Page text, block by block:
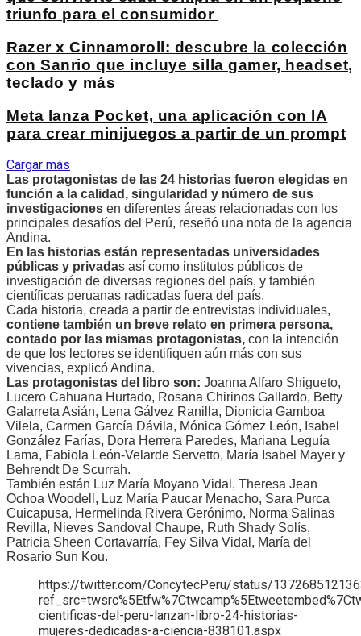
triunfo para el consumidor
Razer x Cinnamoroll: descubre la colección
con Sanrio que incluye silla gamer, headset,
teclado y más
Meta lanza Pocket, una aplicación con IA
para crear minijuegos a partir de un prompt
Cargar más
Las protagonistas de las 24 historias fueron elegidas en
función a la calidad, singularidad y número de sus
investigaciones en diferentes áreas relacionadas con los
principales desafíos del Perú, reseñó una nota de la agencia
Andina.
En las historias están representadas universidades
públicas y privadas así como institutos públicos de
investigación de diversas regiones del país, y también
científicas peruanas radicadas fuera del país.
Cada historia, creada a partir de entrevistas individuales,
contiene también un breve relato en primera persona,
contado por las mismas protagonistas, con la intención
de que los lectores se identifiquen aún más con sus
vivencias, explicó Andina.
Las protagonistas del libro son: Joanna Alfaro Shigueto,
Lucero Cahuana Hurtado, Rosana Chirinos Gallardo, Betty
Galarreta Asián, Lena Gálvez Ranilla, Dionicia Gamboa
Vilela, Carmen García Dávila, Mónica Gómez León, Isabel
González Farías, Dora Herrera Paredes, Mariana Leguía
Lama, Fabiola León-Velarde Servetto, María Isabel Mayer y
Behrendt De Scurrah.
También están Luz María Moyano Vidal, Theresa Jean
Ochoa Woodell, Luz María Paucar Menacho, Sara Purca
Cuicapusa, Hermelinda Rivera Gerónimo, Norma Salinas
Revilla, Nieves Sandoval Chaupe, Ruth Shady Solís,
Patricia Sheen Cortavarría, Fey Silva Vidal, María del
Rosario Sun Kou.
https://twitter.com/ConcytecPeru/status/
cientificas-del-peru-lanzan-libro-24-historias-
mujeres-dedicadas-a-ciencia-838101.aspx